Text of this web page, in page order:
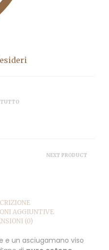
TUTTO
NEXT PRODUCT
AGGIUNTIVE
(0)
e un asciugamano viso